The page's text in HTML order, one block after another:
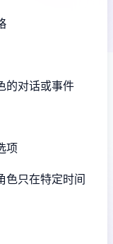
的对话或事件
项
色只在特定时间